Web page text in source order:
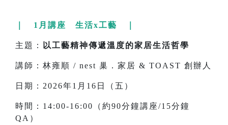
｜ 1月講座 生活x工藝 ｜
主題： 以工藝精神傳遞溫度的家居生活哲學
講師：林雍順 / nest 巢．家居 & TOAST 創辦人
日期：2026年1月16日（五）
時間：14:00-16:00（約90分鐘講座/15分鐘
QA）